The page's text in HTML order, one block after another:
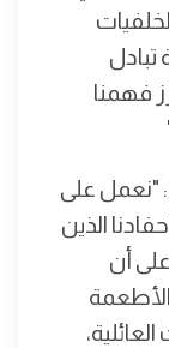
تبادل
فهمنا
"نعمل على
الذين
أن